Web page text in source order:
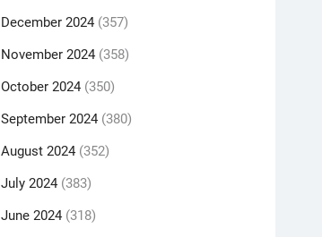
December 2024 (357)
November 2024 (358)
October 2024 (350)
September 2024 (380)
August 2024 (352)
July 2024 (383)
June 2024 (318)